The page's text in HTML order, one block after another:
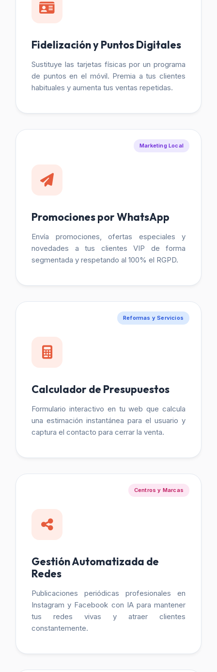
Fidelización y Puntos Digitales
Sustituye las tarjetas físicas por un programa
de puntos en el móvil. Premia a tus clientes
habituales y aumenta tus ventas repetidas.
Marketing Local
Promociones por WhatsApp
Envía promociones, ofertas especiales y
novedades a tus clientes VIP de forma
segmentada y respetando al 100% el RGPD.
Reformas y Servicios
Calculador de Presupuestos
Formulario interactivo en tu web que calcula
una estimación instantánea para el usuario y
captura el contacto para cerrar la venta.
Centros y Marcas
Gestión Automatizada de
Redes
Publicaciones periódicas profesionales en
Instagram y Facebook con IA para mantener
tus redes vivas y atraer clientes
constantemente.